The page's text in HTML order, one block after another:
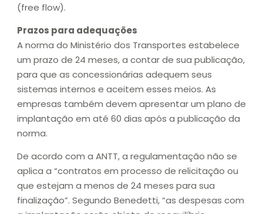
(free flow).
Prazos para adequações
A norma do Ministério dos Transportes estabelece
um prazo de 24 meses, a contar de sua publicação,
para que as concessionárias adequem seus
sistemas internos e aceitem esses meios. As
empresas também devem apresentar um plano de
implantação em até 60 dias após a publicação da
norma.
De acordo com a ANTT, a regulamentação não se
aplica a “contratos em processo de relicitação ou
que estejam a menos de 24 meses para sua
finalização”. Segundo Benedetti, “as despesas com